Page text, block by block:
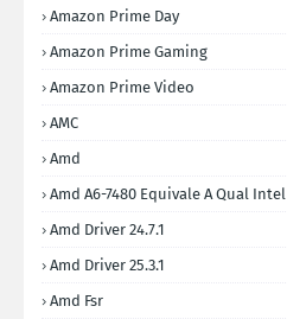
Amazon Prime Day
Amazon Prime Gaming
Amazon Prime Video
AMC
Amd
Amd A6-7480 Equivale A Qual Intel
Amd Driver 24.7.1
Amd Driver 25.3.1
Amd Fsr